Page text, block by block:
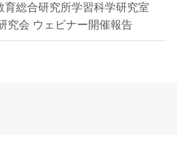
育総合研究所学習科学研究室
究会 ウェビナー開催報告